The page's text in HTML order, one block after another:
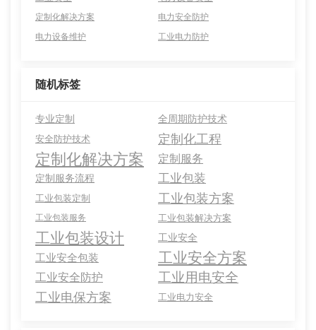
定制化解决方案
电力安全防护
电力设备维护
工业电力防护
随机标签
专业定制 全周期防护技术
安全防护技术 定制化工程
定制化解决方案 定制服务
定制服务流程 工业包装
工业包装定制 工业包装方案
工业包装服务 工业包装解决方案
工业包装设计 工业安全
工业安全包装 工业安全方案
工业安全防护 工业用电安全
工业电保方案 工业电力安全